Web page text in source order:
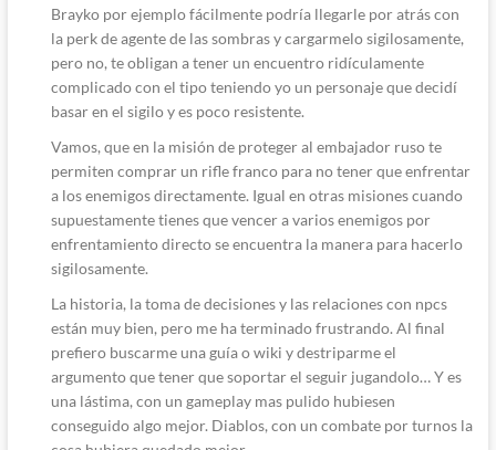
Brayko por ejemplo fácilmente podría llegarle por atrás con
la perk de agente de las sombras y cargarmelo sigilosamente,
pero no, te obligan a tener un encuentro ridículamente
complicado con el tipo teniendo yo un personaje que decidí
basar en el sigilo y es poco resistente.
Vamos, que en la misión de proteger al embajador ruso te
permiten comprar un rifle franco para no tener que enfrentar
a los enemigos directamente. Igual en otras misiones cuando
supuestamente tienes que vencer a varios enemigos por
enfrentamiento directo se encuentra la manera para hacerlo
sigilosamente.
La historia, la toma de decisiones y las relaciones con npcs
están muy bien, pero me ha terminado frustrando. Al final
prefiero buscarme una guía o wiki y destriparme el
argumento que tener que soportar el seguir jugandolo… Y es
una lástima, con un gameplay mas pulido hubiesen
conseguido algo mejor. Diablos, con un combate por turnos la